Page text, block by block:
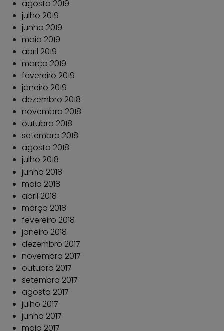
agosto 2019
julho 2019
junho 2019
maio 2019
abril 2019
março 2019
fevereiro 2019
janeiro 2019
dezembro 2018
novembro 2018
outubro 2018
setembro 2018
agosto 2018
julho 2018
junho 2018
maio 2018
abril 2018
março 2018
fevereiro 2018
janeiro 2018
dezembro 2017
novembro 2017
outubro 2017
setembro 2017
agosto 2017
julho 2017
junho 2017
maio 2017